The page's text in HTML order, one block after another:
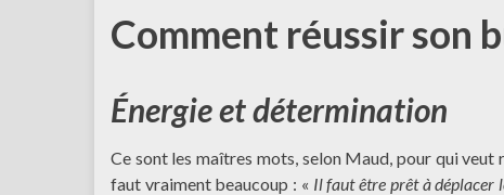
Comment réussir son
Énergie et détermination
Ce sont les maîtres mots, selon Maud, pour qui veut
faut vraiment beaucoup : « Il faut être prêt à déplacer